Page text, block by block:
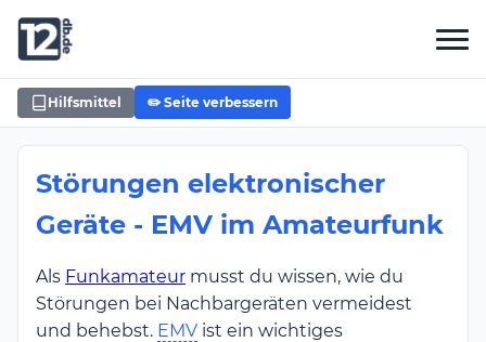
Hilfsmittel ✏️ Seite verbessern
Störungen elektronischer
Geräte - EMV im Amateurfunk
Als Funkamateur musst du wissen, wie du
Störungen bei Nachbargeräten vermeidest
und behebst. EMV ist ein wichtiges